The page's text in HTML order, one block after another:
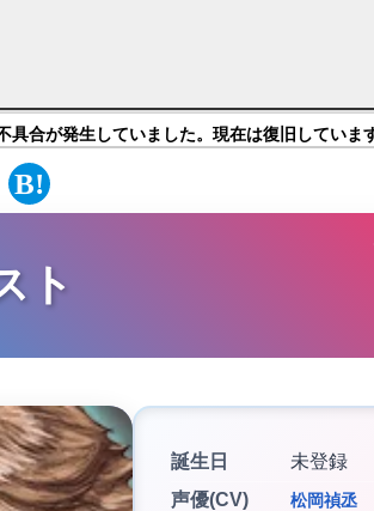
国―】キャラ紹介
具合が発生していました。現在は復旧していま
ト
誕生日
未登録
声優(CV)
松岡禎丞